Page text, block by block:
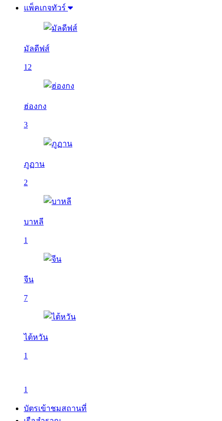
แพ็คเกจทัวร์
มัลดีฟส์
12
ฮ่องกง
3
ภูฏาน
2
บาหลี
1
จีน
7
ไต้หวัน
1
1
บัตรเข้าชมสถานที่